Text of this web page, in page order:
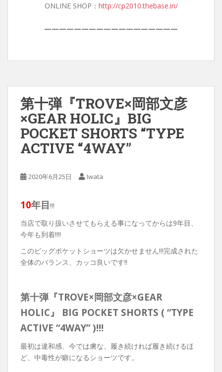
ONLINE SHOP： http://cp2010.thebase.in/
——————————————————
第十弾『TROVE×岡部文彦
×GEAR HOLIC』BIG
POCKET SHORTS “TYPE
ACTIVE “4WAY”
2020年6月25日 Iwata
10年目!!!
当店で取り扱いさせてもらえる事になってからは9年目、
今年も到着!!!!
このビッグポケットショーツは欠かせません!!!完成された
全体のバランス、カッコ良いです‼︎
第十弾『TROVE×岡部文彦×GEAR
HOLIC』 BIG POCKET SHORTS ( “TYPE
ACTIVE “4WAY” )!!!
最初は違和感、今では虜な、履き続ければ履き続けるほ
ど、中毒性が癖になるショーツです。